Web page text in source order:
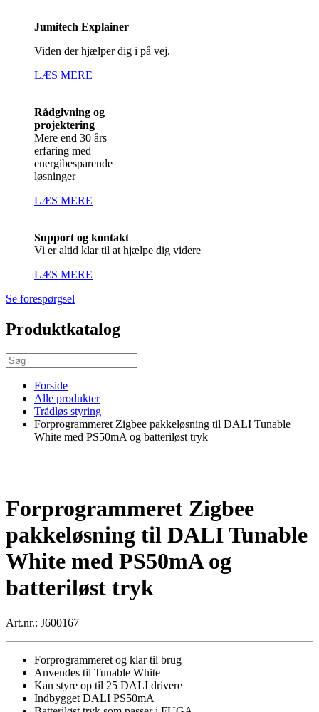
Jumitech Explainer
Viden der hjælper dig i på vej.
LÆS MERE
Rådgivning og
projektering
Mere end 30 års
erfaring med
energibesparende
løsninger
LÆS MERE
Support og kontakt
Vi er altid klar til at hjælpe dig videre
LÆS MERE
Se forespørgsel
Produktkatalog
Forside
Alle produkter
Trådløs styring
Forprogrammeret Zigbee pakkeløsning til DALI Tunable
White med PS50mA og batteriløst tryk
Forprogrammeret Zigbee
pakkeløsning til DALI Tunable
White med PS50mA og
batteriløst tryk
Art.nr.: J600167
Forprogrammeret og klar til brug
Anvendes til Tunable White
Kan styre op til 25 DALI drivere
Indbygget DALI PS50mA